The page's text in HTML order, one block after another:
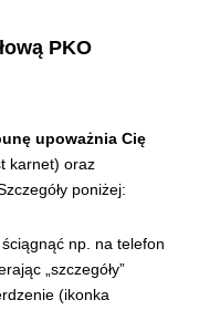
PKO
upoważnia Cię
karnet) oraz
poniżej:
np. na telefon
„szczegóły”
(ikonka